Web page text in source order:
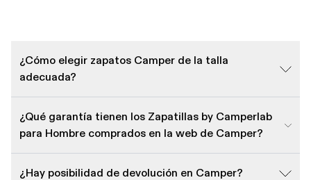
¿Cómo elegir zapatos Camper de la talla
adecuada?
¿Qué garantía tienen los Zapatillas by Camperlab
para Hombre comprados en la web de Camper?
¿Hay posibilidad de devolución en Camper?